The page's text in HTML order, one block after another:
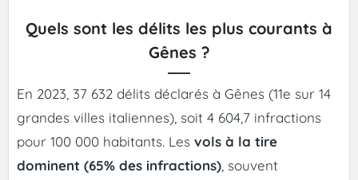
Quels sont les délits les plus courants à
Gênes ?
En 2023, 37 632 délits déclarés à Gênes (11e sur 14
grandes villes italiennes), soit 4 604,7 infractions
pour 100 000 habitants. Les vols à la tire
dominent (65% des infractions) , souvent